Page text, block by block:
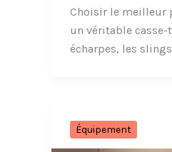
Choisir le meilleur
un véritable casse-
écharpes, les slings
Équipement